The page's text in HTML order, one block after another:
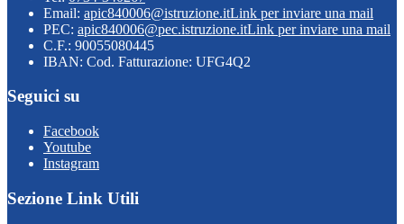
Email: apic840006@istruzione.itLink per inviare una mail
PEC: apic840006@pec.istruzione.itLink per inviare una mail
C.F.: 90055080445
IBAN: Cod. Fatturazione: UFG4Q2
Seguici su
Facebook
Youtube
Instagram
Sezione Link Utili